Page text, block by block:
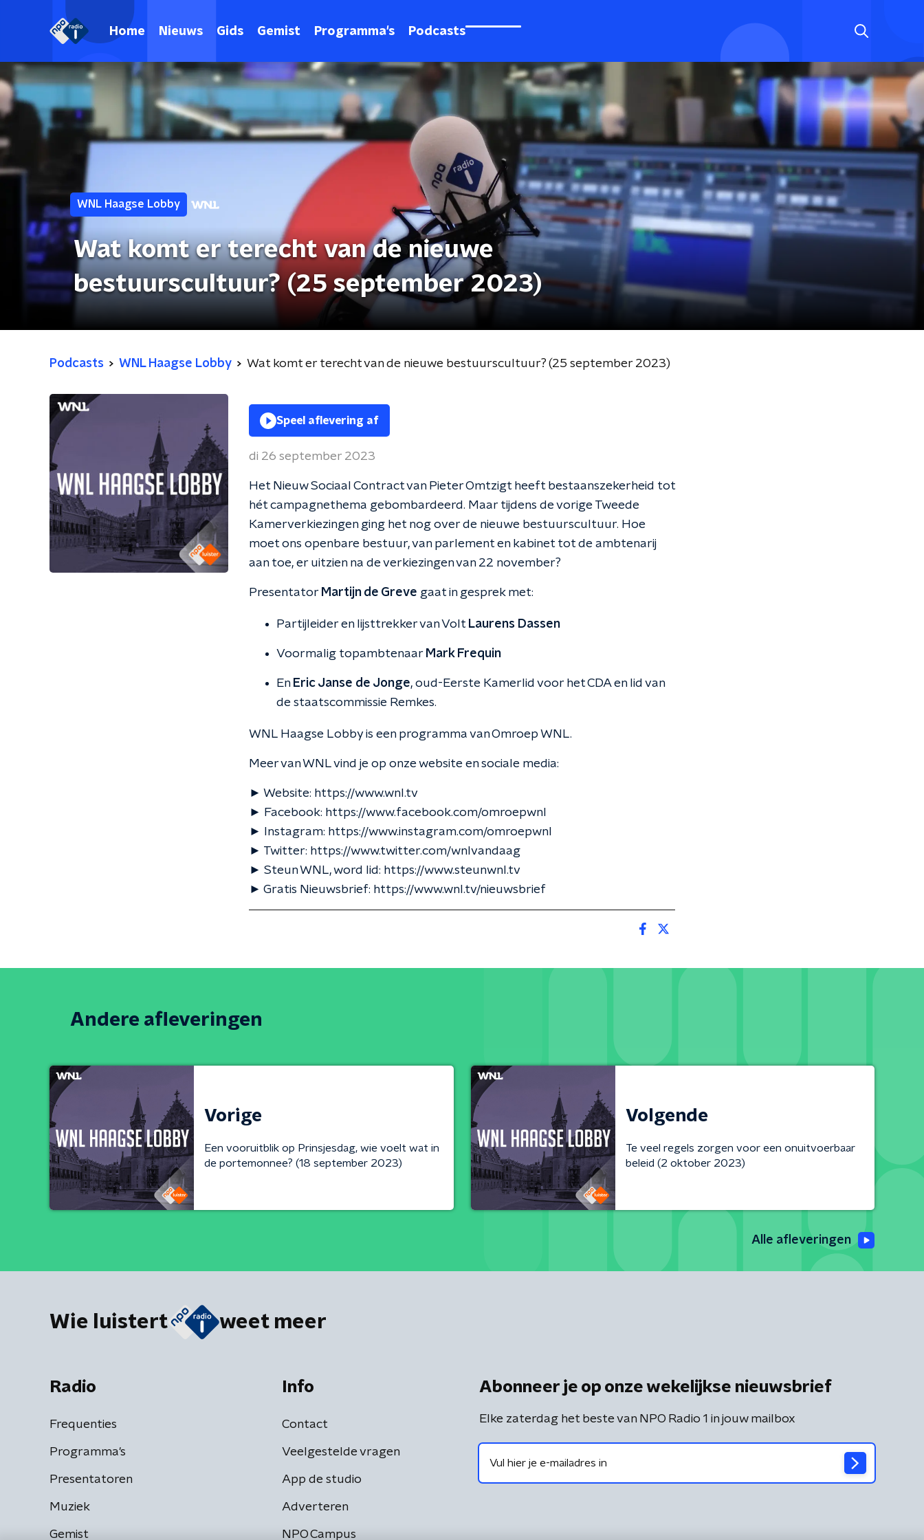
Home Nieuws Gids Gemist Programma's Podcasts
WNL Haagse Lobby
Wat komt er terecht van de nieuwe
bestuurscultuur? (25 september 2023)
Podcasts WNL Haagse Lobby Wat komt er terecht van de nieuwe bestuurscultuur? (25 september 2023)
Speel aflevering af
di 26 september 2023
Het Nieuw Sociaal Contract van Pieter Omtzigt heeft bestaanszekerheid tot
hét campagnethema gebombardeerd. Maar tijdens de vorige Tweede
Kamerverkiezingen ging het nog over de nieuwe bestuurscultuur. Hoe
moet ons openbare bestuur, van parlement en kabinet tot de ambtenarij
aan toe, er uitzien na de verkiezingen van 22 november?
Presentator Martijn de Greve gaat in gesprek met:
Partijleider en lijsttrekker van Volt Laurens Dassen
Voormalig topambtenaar Mark Frequin
En Eric Janse de Jonge, oud-Eerste Kamerlid voor het CDA en lid van
de staatscommissie Remkes.
WNL Haagse Lobby is een programma van Omroep WNL.
Meer van WNL vind je op onze website en sociale media:
► Website: https://www.wnl.tv
► Facebook: https://www.facebook.com/omroepwnl
► Instagram: https://www.instagram.com/omroepwnl
► Twitter: https://www.twitter.com/wnlvandaag
► Steun WNL, word lid: https://www.steunwnl.tv
► Gratis Nieuwsbrief: https://www.wnl.tv/nieuwsbrief
Andere afleveringen
Vorige
Een vooruitblik op Prinsjesdag, wie voelt wat in
de portemonnee? (18 september 2023)
Volgende
Te veel regels zorgen voor een onuitvoerbaar
beleid (2 oktober 2023)
Alle afleveringen
Wie luistert weet meer
Radio
Frequenties
Programma's
Presentatoren
Muziek
Gemist
Info
Contact
Veelgestelde vragen
App de studio
Adverteren
NPO Campus
Abonneer je op onze wekelijkse nieuwsbrief
Elke zaterdag het beste van NPO Radio 1 in jouw mailbox